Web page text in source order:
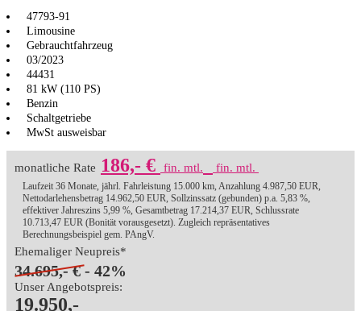
47793-91
Limousine
Gebrauchtfahrzeug
03/2023
44431
81 kW (110 PS)
Benzin
Schaltgetriebe
MwSt ausweisbar
monatliche Rate 186,- € fin. mtl. fin. mtl.
Laufzeit 36 Monate, jährl. Fahrleistung 15.000 km, Anzahlung 4.987,50 EUR,
Nettodarlehensbetrag 14.962,50 EUR, Sollzinssatz (gebunden) p.a. 5,83 %,
effektiver Jahreszins 5,99 %, Gesamtbetrag 17.214,37 EUR, Schlussrate
10.713,47 EUR (Bonität vorausgesetzt). Zugleich repräsentatives
Berechnungsbeispiel gem. PAngV.
Ehemaliger Neupreis*
34.695,- € - 42%
Unser Angebotspreis:
19.950,-